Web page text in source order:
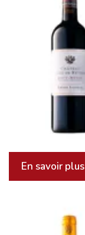
En savoir plus